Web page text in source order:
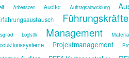
Arbeitszeit Auditor Auftragsabwicklung
Führungskräfte
Logistik Management
Projektmanagement